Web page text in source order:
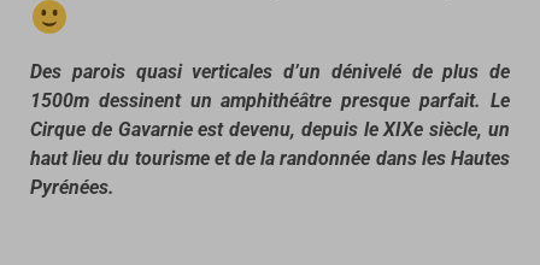
Des parois quasi verticales d’un dénivelé de plus de
1500m dessinent un amphithéâtre presque parfait. Le
Cirque de Gavarnie est devenu, depuis le XIXe siècle, un
haut lieu du tourisme et de la randonnée dans les Hautes
Pyrénées.